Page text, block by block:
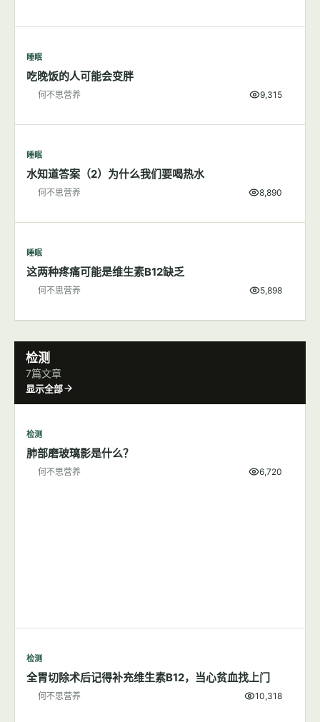
睡眠
吃晚饭的人可能会变胖
何不思营养 9,315
睡眠
水知道答案（2）为什么我们要喝热水
何不思营养 8,890
睡眠
这两种疼痛可能是维生素B12缺乏
何不思营养 5,898
检测
7篇文章
显示全部
检测
肺部磨玻璃影是什么？
何不思营养 6,720
检测
全胃切除术后记得补充维生素B12，当心贫血找上门
何不思营养 10,318